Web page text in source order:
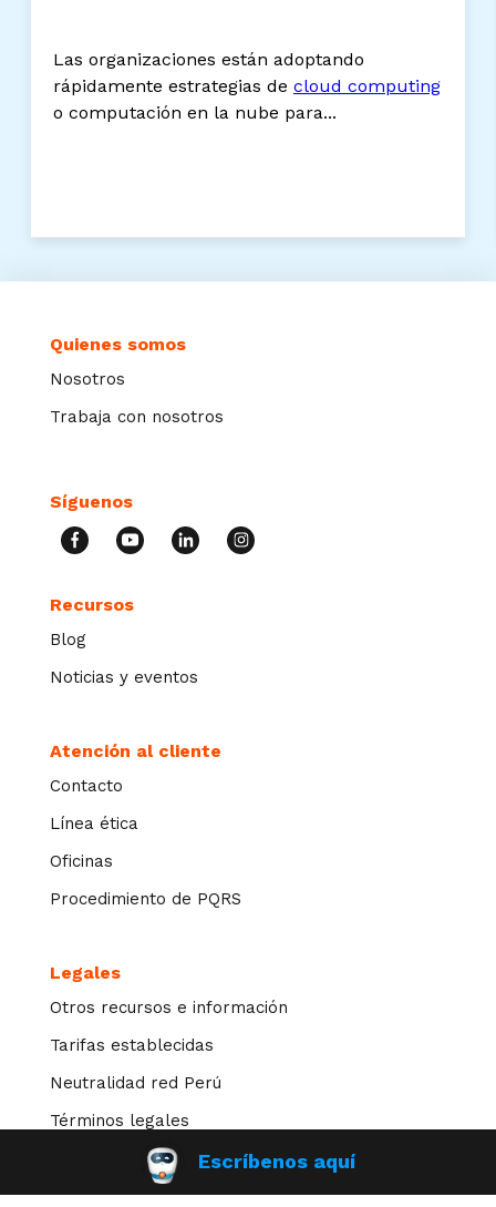
Las organizaciones están adoptando
rápidamente estrategias de cloud computing
o computación en la nube para...
Quienes somos
Nosotros
Trabaja con nosotros
Síguenos
Recursos
Blog
Noticias y eventos
Atención al cliente
Contacto
Línea ética
Oficinas
Procedimiento de PQRS
Legales
Otros recursos e información
Tarifas establecidas
Neutralidad red Perú
Términos legales
Contra la pornografía infantil
Tratamiento de datos personales
Escríbenos aquí